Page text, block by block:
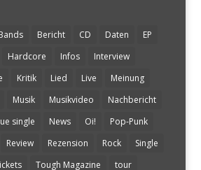
Bericht CD Daten
EP
Hardcore Infos
Interview
Kritik Lied Live
Meinung
Musik Musikvideo
Nachbericht
single News Oi!
Pop-Punk
Review Rezension Rock
Single
Tough Magazine tour